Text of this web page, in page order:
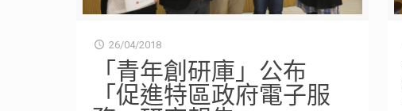
26/04/2018
「青年創研庫」公布
「促進特區政府電子服